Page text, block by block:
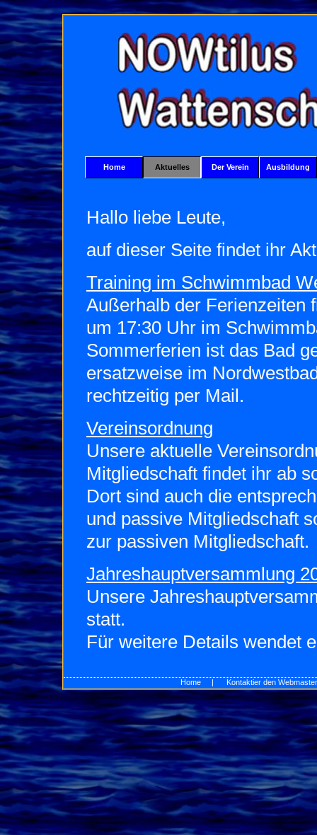
Home Aktuelles Der Verein Ausbildung
Hallo liebe Leute,
auf dieser Seite findet ihr
Training im Schwimmbad
Außerhalb der Ferienzeiten
um 17:30 Uhr im
Sommerferien ist das Bad
ersatzweise im
rechtzeitig per Mail.
Vereinsordnung
Unsere aktuelle
Mitgliedschaft findet ihr ab
Dort sind auch die
und passive Mitgliedschaft
zur passiven Mitgliedschaft.
Jahreshauptversammlung
Unsere
statt.
Für weitere Details wendet
Home | Kontaktier den Webmaster